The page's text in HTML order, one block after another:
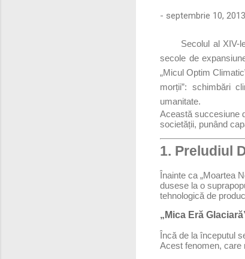
- septembrie 10, 2013
Secolul al XIV-
secole de
„Micul Optim
morții”: schimbări
umanitate.
Această succesiune
societății, punând
1. Preludiul
Înainte ca „Moartea
dusese la o
tehnologică de
„Mica Eră
Încă de la începutul
Acest fenomen, care